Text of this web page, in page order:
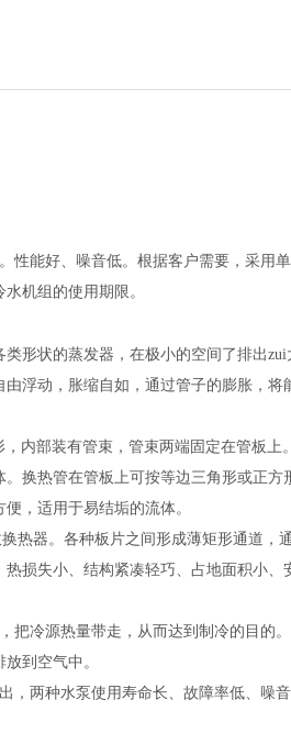
性能好、噪音低。根据客户需要，采用
机组的使用期限。
形状的蒸发器，在极小的空间了排出zui
浮动，胀缩自如，通过管子的膨胀，将
内部装有管束，管束两端固定在管板上
换热管在管板上可按等边三角形或正方
，适用于易结垢的流体。
热器。各种板片之间形成薄矩形通道，
损失小、结构紧凑轻巧、占地面积小、
把冷源热量带走，从而达到制冷的目的
到空气中。
，两种水泵使用寿命长、故障率低、噪